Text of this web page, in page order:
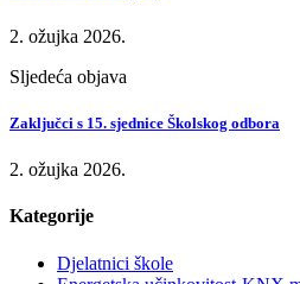
2. ožujka 2026.
Sljedeća objava
Zaključci s 15. sjednice Školskog odbora
2. ožujka 2026.
Kategorije
Djelatnici škole